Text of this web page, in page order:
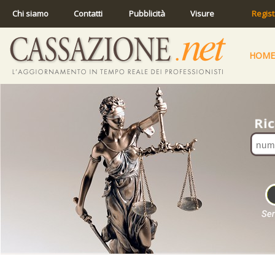
Chi siamo Contatti Pubblicità Visure
HOME